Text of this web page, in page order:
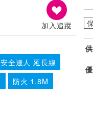
加入追蹤
安全達人 延長線
防火 1.8M